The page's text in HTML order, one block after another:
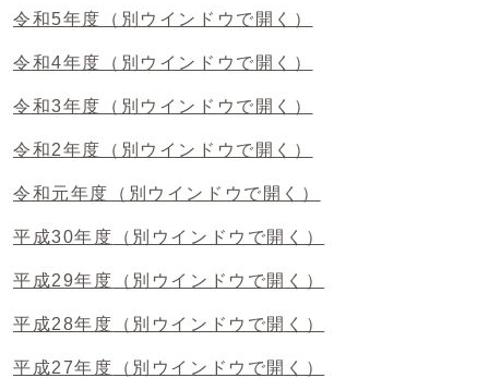
令和5年度 （別ウインドウで開く）
令和4年度 （別ウインドウで開く）
令和3年度 （別ウインドウで開く）
令和2年度 （別ウインドウで開く）
令和元年度 （別ウインドウで開く）
平成30年度 （別ウインドウで開く）
平成29年度 （別ウインドウで開く）
平成28年度 （別ウインドウで開く）
平成27年度 （別ウインドウで開く）